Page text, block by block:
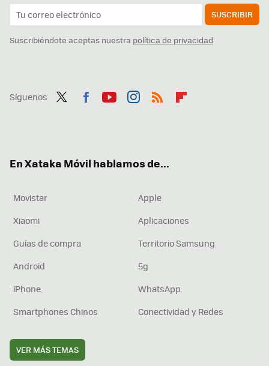
SUSCRIBIR
Suscribiéndote aceptas nuestra política de privacidad
Síguenos
En Xataka Móvil hablamos de...
Movistar
Apple
Xiaomi
Aplicaciones
Guías de compra
Territorio Samsung
Android
5g
iPhone
WhatsApp
Smartphones Chinos
Conectividad y Redes
VER MÁS TEMAS